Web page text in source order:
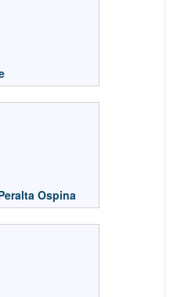
Ospina